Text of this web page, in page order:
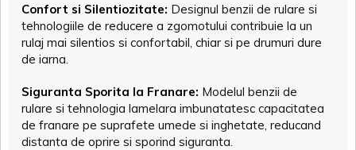
Confort si Silentiozitate: Designul benzii de rulare si
tehnologiile de reducere a zgomotului contribuie la un
rulaj mai silentios si confortabil, chiar si pe drumuri dure
de iarna.
Siguranta Sporita la Franare: Modelul benzii de
rulare si tehnologia lamelara imbunatatesc capacitatea
de franare pe suprafete umede si inghetate, reducand
distanta de oprire si sporind siguranta.